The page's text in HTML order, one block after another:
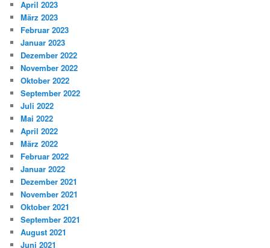
April 2023
März 2023
Februar 2023
Januar 2023
Dezember 2022
November 2022
Oktober 2022
September 2022
Juli 2022
Mai 2022
April 2022
März 2022
Februar 2022
Januar 2022
Dezember 2021
November 2021
Oktober 2021
September 2021
August 2021
Juni 2021